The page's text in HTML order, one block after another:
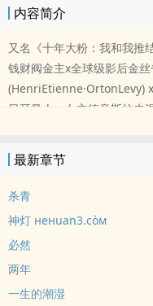
内容简介
又名《十年大粉：我和我推
钱财阀金主x全球级影后金
(HenriEtienne·OrtonLevy)
日耳曼人，女主德意斯拉夫
况温柔和善，偶尔会带点白
男主身心唯一一见钟情但是
双向奔赴。一个傲慢者学会
的故事。纯OC记录，为爱
最新章节
杀青
神灯 нeнuan3.còм
必然
两年
一生的潮湿